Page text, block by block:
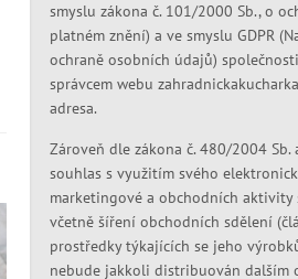
smyslu zákona č. 101/2000 Sb., o
platném znění) a ve smyslu GDPR
ochraně osobních údajů)
správcem webu
adresa.
Zároveň dle zákona č. 480/2004
souhlas s využitím svého
marketingové a obchodních aktivity
včetně šíření obchodních sdělení
prostředky týkajících se jeho
nebude jakkoli distribuován dalším